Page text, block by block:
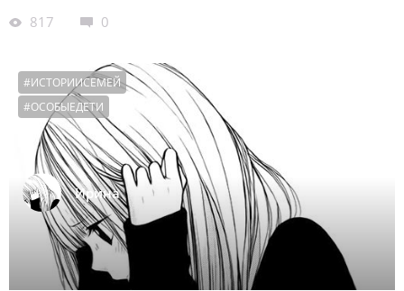
817
0
Ирина
#ИСТОРИИСЕМЕЙ
#ОСОБЫЕДЕТИ